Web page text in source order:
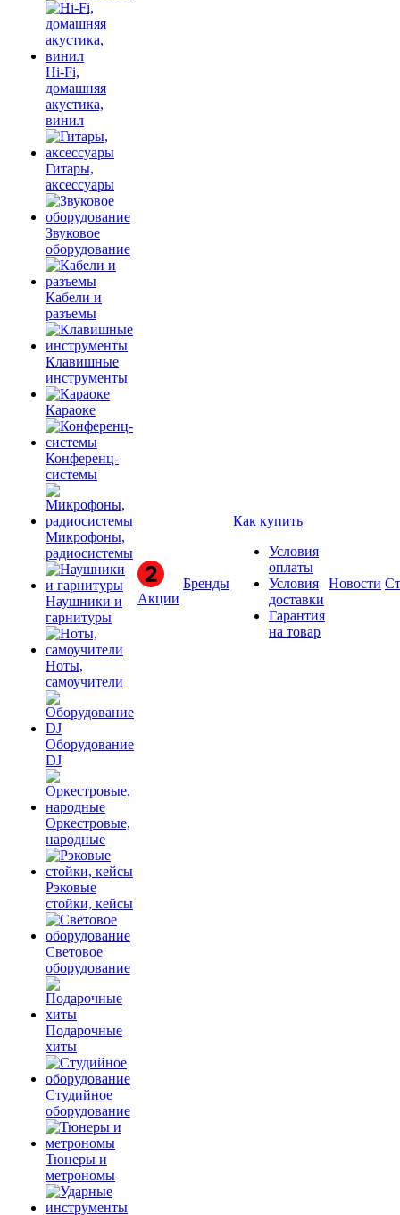
Hi-Fi,
домашняя
акустика,
винил
Гитары,
аксессуары
Звуковое
оборудование
Кабели и
разъемы
Клавишные
инструменты
Караоке
Конференц-
системы
Микрофоны,
радиосистемы
Наушники и
гарнитуры
Ноты,
самоучители
Оборудование
DJ
Оркестровые,
народные
Рэковые
стойки, кейсы
Световое
оборудование
Подарочные
хиты
Студийное
оборудование
Тюнеры и
метрономы
Акции
Бренды
Как купить
Условия
оплаты
Условия
доставки
Гарантия
на товар
Новости